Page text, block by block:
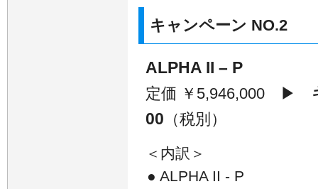
キャンペーン NO.2
ALPHA II – P
定価 ￥5,946,000 ▶
00 （税別）
＜内訳＞
● ALPHA II - P